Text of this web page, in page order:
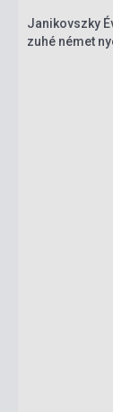
Janikovszky
zuhé német